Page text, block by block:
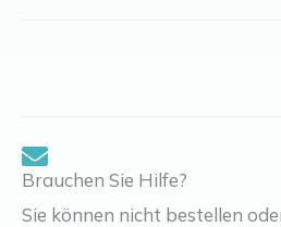
Brauchen Sie Hilfe?
Sie können nicht bestellen